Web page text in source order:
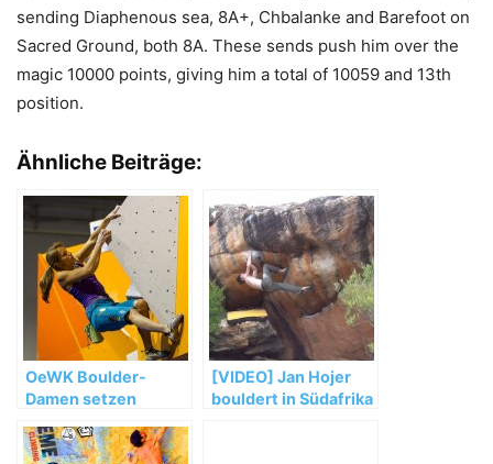
sending Diaphenous sea, 8A+, Chbalanke and Barefoot on
Sacred Ground, both 8A. These sends push him over the
magic 10000 points, giving him a total of 10059 and 13th
position.
Ähnliche Beiträge:
OeWK Boulder-
Damen setzen
fort
[VIDEO] Jan Hojer
bouldert in Südafrika